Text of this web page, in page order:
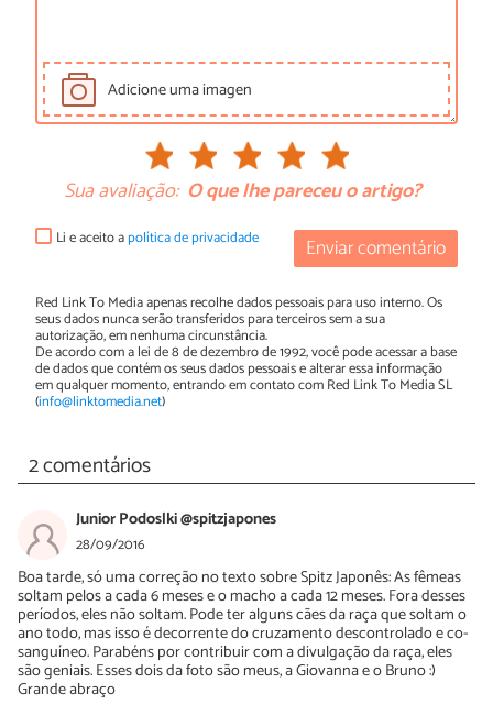
Adicione uma imagen
Sua avaliação: O que lhe pareceu o artigo?
Enviar comentário
Li e aceito apolítica de privacidade
Red Link To Media apenas recolhe dados pessoais para uso interno. Os
seus dados nunca serão transferidos para terceiros sem a sua
autorização, em nenhuma circunstância.
De acordo com a lei de 8 de dezembro de 1992, você pode acessar a base
de dados que contém os seus dados pessoais e alterar essa informação
em qualquer momento, entrando em contato com Red Link To Media SL
(info@linktomedia.net)
2 comentários
Junior Podoslki @spitzjapones
28/09/2016
Boa tarde, só uma correção no texto sobre Spitz Japonês: As fêmeas
soltam pelos a cada 6 meses e o macho a cada 12 meses. Fora desses
períodos, eles não soltam. Pode ter alguns cães da raça que soltam o
ano todo, mas isso é decorrente do cruzamento descontrolado e co-
sanguíneo. Parabéns por contribuir com a divulgação da raça, eles
são geniais. Esses dois da foto são meus, a Giovanna e o Bruno :)
Grande abraço